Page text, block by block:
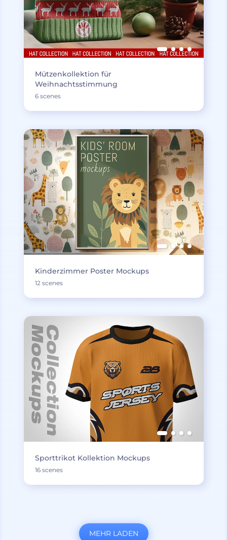
Mützenkollektion für
Weihnachtsstimmung
6 scenes
Kinderzimmer Poster Mockups
12 scenes
Sporttrikot Kollektion Mockups
16 scenes
MEHR LADEN